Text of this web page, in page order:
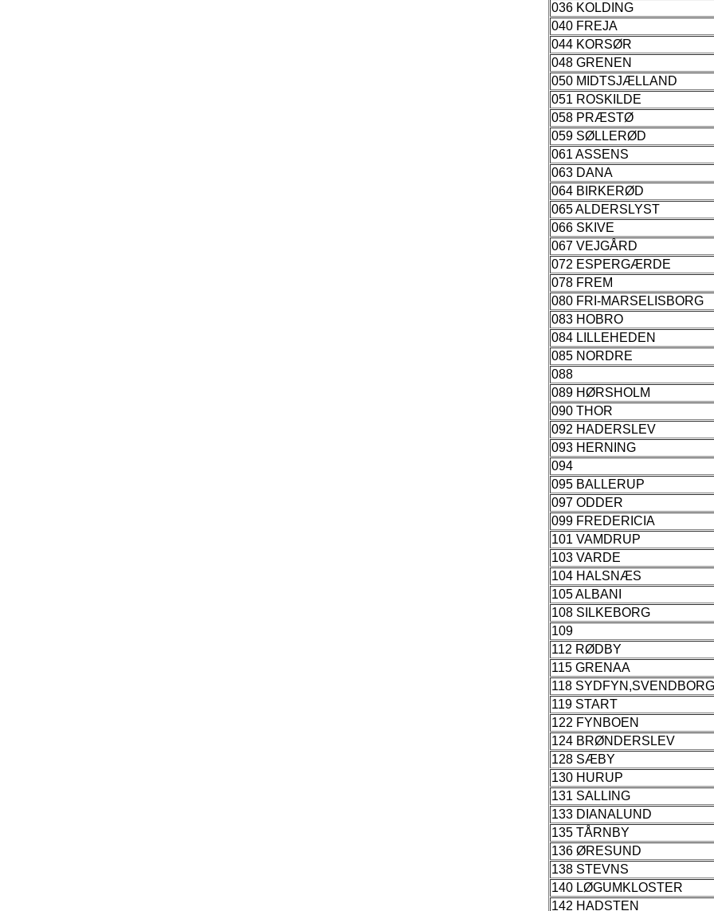
036 KOLDING
040 FREJA
044 KORSØR
048 GRENEN
050 MIDTSJÆLLAND
051 ROSKILDE
058 PRÆSTØ
059 SØLLERØD
061 ASSENS
063 DANA
064 BIRKERØD
065 ALDERSLYST
066 SKIVE
067 VEJGÅRD
072 ESPERGÆRDE
078 FREM
080 FRI-MARSELISBORG
083 HOBRO
084 LILLEHEDEN
085 NORDRE
088
089 HØRSHOLM
090 THOR
092 HADERSLEV
093 HERNING
094
095 BALLERUP
097 ODDER
099 FREDERICIA
101 VAMDRUP
103 VARDE
104 HALSNÆS
105 ALBANI
108 SILKEBORG
109
112 RØDBY
115 GRENAA
118 SYDFYN,SVENDBORG
119 START
122 FYNBOEN
124 BRØNDERSLEV
128 SÆBY
130 HURUP
131 SALLING
133 DIANALUND
135 TÅRNBY
136 ØRESUND
138 STEVNS
140 LØGUMKLOSTER
142 HADSTEN